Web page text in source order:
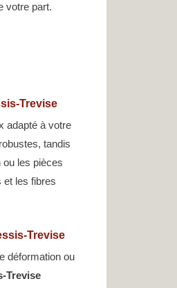
votre part.
Trevise
adapté à votre
tandis
ou les pièces
et les fibres
Trevise
déformation ou
Trevise